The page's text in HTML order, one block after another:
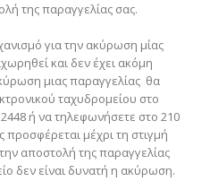
της παραγγελίας σας.
για την ακύρωση μίας
και δεν έχει ακόμη
μιας παραγγελίας θα
ταχυδρομείου στο
ή να τηλεφωνήσετε στο 210
μέχρι τη στιγμή
αποστολή της παραγγελίας
δεν είναι δυνατή η ακύρωση.